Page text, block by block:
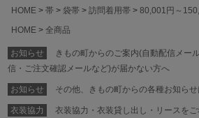
HOME
帯 袋帯 訪問着用帯
80,001円～
HOME
全商品
お知らせ
きもの町からのご案内(自動配信メー
信・ご注文確認メールなど)が届かない方へ
お知らせ その他、きもの町からの各種お知らせ
衣装協力 衣装協力・衣装貸し出し・リースをご